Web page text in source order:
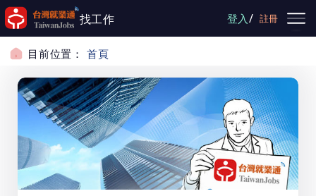
跳到主要內容
找工作 登入/ 註冊
目前位置： 首頁